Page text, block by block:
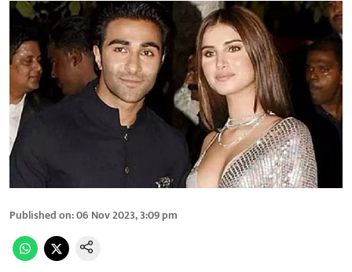
Published on:06 Nov 2023, 3:09 pm